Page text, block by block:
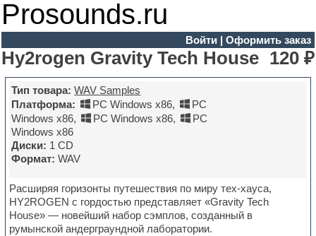
Prosounds.ru
Войти| Оформить заказ
Hy2rogen Gravity Tech House 120 ₽
Тип товара: WAV Samples
Платформа:
PC Windows x86,
PC
Windows x86, PC Windows x86,
PC
Windows x86
Диски: 1 CD
Формат: WAV
Расширяя горизонты путешествия по миру тех-хауса,
HY2ROGEN с гордостью представляет «Gravity Tech
House» — новейший набор сэмплов, созданный в
румынской андерграундной лаборатории.